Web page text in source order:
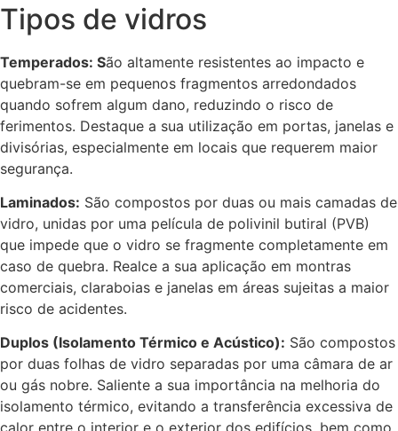
Tipos de vidros
Temperados: São altamente resistentes ao impacto e
quebram-se em pequenos fragmentos arredondados
quando sofrem algum dano, reduzindo o risco de
ferimentos. Destaque a sua utilização em portas, janelas e
divisórias, especialmente em locais que requerem maior
segurança.
Laminados: São compostos por duas ou mais camadas de
vidro, unidas por uma película de polivinil butiral (PVB)
que impede que o vidro se fragmente completamente em
caso de quebra. Realce a sua aplicação em montras
comerciais, claraboias e janelas em áreas sujeitas a maior
risco de acidentes.
Duplos (Isolamento Térmico e Acústico): São compostos
por duas folhas de vidro separadas por uma câmara de ar
ou gás nobre. Saliente a sua importância na melhoria do
isolamento térmico, evitando a transferência excessiva de